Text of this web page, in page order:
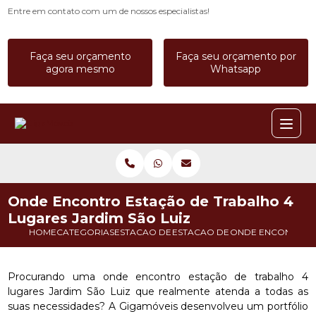
Entre em contato com um de nossos especialistas!
Faça seu orçamento
agora mesmo
Faça seu orçamento por
Whatsapp
HOMECATEGORIASESTACAO DE TRABALHOESTACAO DE TRABALHO CALL
ONDE ENCONTRO
Onde Encontro Estação de Trabalho 4
Lugares Jardim São Luiz
Procurando uma onde encontro estação de trabalho 4
lugares Jardim São Luiz que realmente atenda a todas as
suas necessidades? A Gigamóveis desenvolveu um portfólio